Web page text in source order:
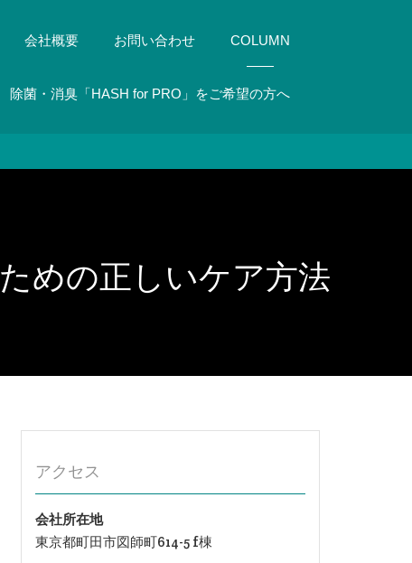
会社概要 お問い合わせ COLUMN
除菌・消臭「HASH for PRO」をご希望の方へ
めの正しいケア方法
アクセス
会社所在地
東京都町田市図師町614-5 f棟